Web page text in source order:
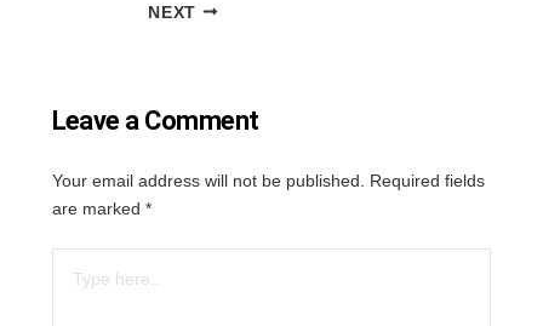
NEXT
Leave a Comment
Your email address will not be published.
Required fields
are marked *
here..